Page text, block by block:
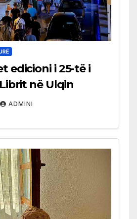
edicioni i 25-të i
në Ulqin
ADMINI